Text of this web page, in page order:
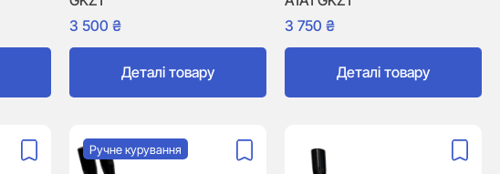
3 500 ₴
Деталі товару
3 750 ₴
Деталі товару
Ручне курування